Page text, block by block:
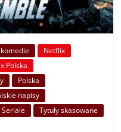
komedie
Netflix
Polska
Polska
napisy
Seriale
Tytuły skasowane